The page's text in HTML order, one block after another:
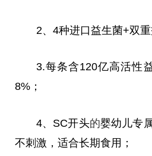
2、4种进口益生菌+双
3.每条含120亿高活性
8%；
4、SC开头的婴幼儿专
不刺激，适合长期食用；